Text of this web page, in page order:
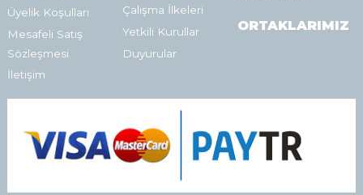
Üyelik Koşulları
Mesafeli Satış
Sözleşmesi
İletişim
Çalışma İlkeleri
Yetkili Kurullar
Duyurular
ORTAKLARIMIZ